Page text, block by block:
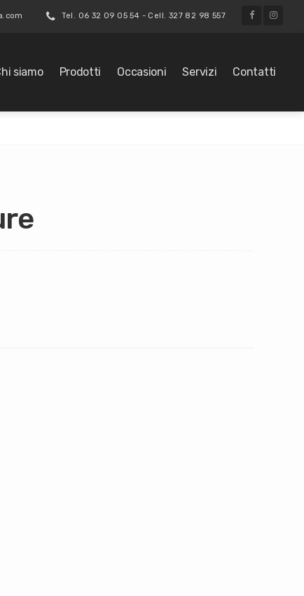
Tel. 06 32 09 05 54 - Cell. 327 82 98 557
siamo Prodotti Occasioni Servizi Contatti